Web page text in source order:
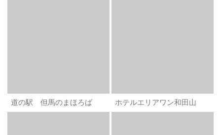
道の駅 但馬のまほろば ホテルエリアワン和田山